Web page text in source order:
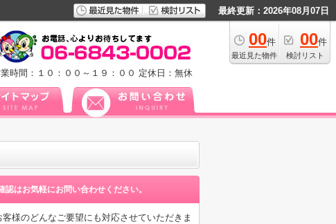
最終更新：2026年08月07日
00件
最近見た物件
00件
検討リスト
時間：１０：００～１９：００ 定休日：無休
認はお気軽にお問い合わせください。
様のどんなご要望にも対応させていただきま